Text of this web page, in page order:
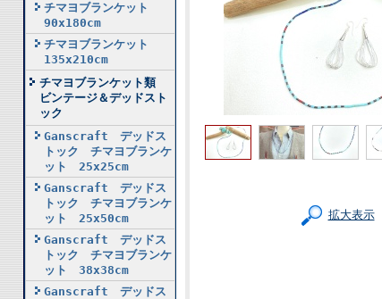
チマヨブランケット
90x180cm
チマヨブランケット
135x210cm
チマヨブランケット類
ビンテージ＆デッドスト
ック
Ganscraft デッドス
トック チマヨブランケ
ット 25x25cm
Ganscraft デッドス
トック チマヨブランケ
ット 25x50cm
Ganscraft デッドス
トック チマヨブランケ
ット 38x38cm
Ganscraft デッドス
拡大表示